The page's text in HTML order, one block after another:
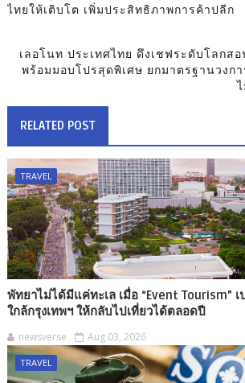
ไทยให้เติบโต เพิ่มประสิทธิภาพการค้าปลีก
เลอโนท ประเทศไทย ดึงเชฟระดับโลกสอ
พร้อมมอบโปรสุดพิเศษ ยกมาตรฐานวงก
RELATED POST
TRAVEL
พัทยาไม่ได้มีแค่ทะเล เมื่อ “Event Tourism”
ใกล้กรุงเทพฯ ให้กลับไปเที่ยวได้ตลอดปี
newsverse Aug 03, 2026
TRAVEL